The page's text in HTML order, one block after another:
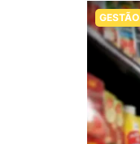
GESTÃO